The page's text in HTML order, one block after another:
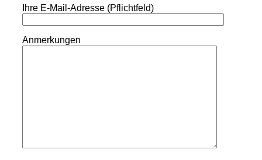
Ihre E-Mail-Adresse (Pflichtfeld)
Anmerkungen